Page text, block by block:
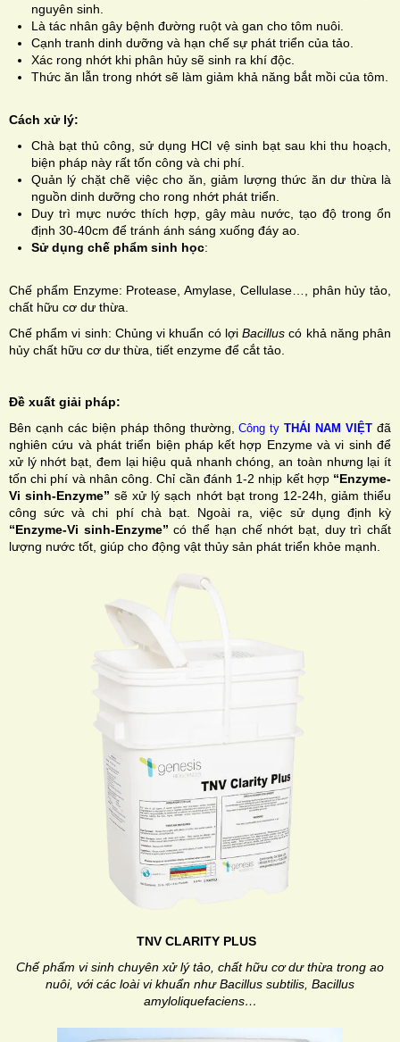
nguyên sinh.
Là tác nhân gây bệnh đường ruột và gan cho tôm nuôi.
Cạnh tranh dinh dưỡng và hạn chế sự phát triển của tảo.
Xác rong nhớt khi phân hủy sẽ sinh ra khí độc.
Thức ăn lẫn trong nhớt sẽ làm giảm khả năng bắt mồi của tôm.
Cách xử lý:
Chà bạt thủ công, sử dụng HCl vệ sinh bạt sau khi thu hoạch,
biện pháp này rất tốn công và chi phí.
Quản lý chặt chẽ việc cho ăn, giảm lượng thức ăn dư thừa là
nguồn dinh dưỡng cho rong nhớt phát triển.
Duy trì mực nước thích hợp, gây màu nước, tạo độ trong ổn
định 30-40cm để tránh ánh sáng xuống đáy ao.
Sử dụng chế phẩm sinh học:
Chế phẩm Enzyme: Protease, Amylase, Cellulase…, phân hủy tảo,
chất hữu cơ dư thừa.
Chế phẩm vi sinh: Chủng vi khuẩn có lợiBacillus có khả năng phân
hủy chất hữu cơ dư thừa, tiết enzyme để cắt tảo.
Đề xuất giải pháp:
Bên cạnh các biện pháp thông thường,Công tyTHÁI NAM VIỆT đã
nghiên cứu và phát triển biện pháp kết hợp Enzyme và vi sinh để
xử lý nhớt bạt, đem lại hiệu quả nhanh chóng, an toàn nhưng lại ít
tốn chi phí và nhân công. Chỉ cần đánh 1-2 nhịp kết hợp “Enzyme-
Vi sinh-Enzyme”sẽ xử lý sạch nhớt bạt trong 12-24h, giảm thiểu
công sức và chi phí chà bạt. Ngoài ra, việc sử dụng định kỳ
“Enzyme-Vi sinh-Enzyme” có thể hạn chế nhớt bạt, duy trì chất
lượng nước tốt, giúp cho động vật thủy sản phát triển khỏe mạnh.
TNV CLARITY PLUS
Chế phẩm vi sinh chuyên xử lý tảo, chất hữu cơ dư thừa trong ao
nuôi, với các loài vi khuẩn như Bacillus subtilis, Bacillus
amyloliquefaciens…